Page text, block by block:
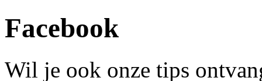
Facebook
Wil je ook onze tips